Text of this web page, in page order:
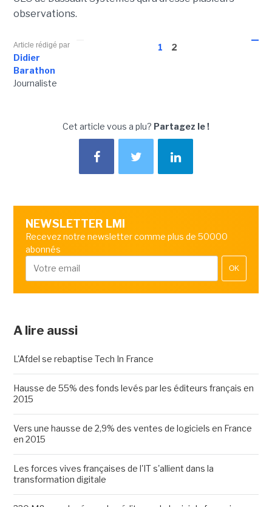
observations.
1 2
Article rédigé par
Didier
Barathon
Journaliste
Cet article vous a plu? Partagez le !
NEWSLETTER LMI
Recevez notre newsletter comme plus de 50000
abonnés
OK
A lire aussi
L'Afdel se rebaptise Tech In France
Hausse de 55% des fonds levés par les éditeurs français en
2015
Vers une hausse de 2,9% des ventes de logiciels en France
en 2015
Les forces vives françaises de l'IT s'allient dans la
transformation digitale